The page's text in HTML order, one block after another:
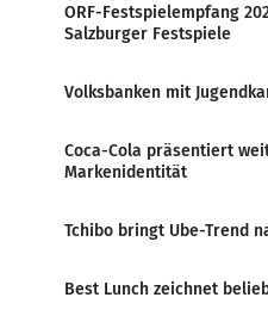
ORF-Festspielempfang
Salzburger Festspiele
Volksbanken mit
Coca-Cola präsentiert
Markenidentität
Tchibo bringt Ube-Trend
Best Lunch zeichnet